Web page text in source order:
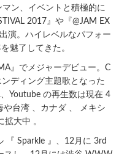
ン、イベントと積極的に
2017』や『@JAM EX
演。ハイレベルなパフォー
魅了してきた。
』でメジャーデビュー。C
ディング主題歌となった
Youtube の再生数は現在 4
台湾 、カナダ 、 メキシ
拡大中 。
『 Sparkle 』、12月に 3rd